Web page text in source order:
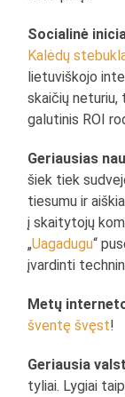
Socialinė
Kalėdų
lietuviškojo
skaičių neturiu,
galutinis ROI
Geriausias
šiek tiek
tiesumu ir
į skaitytojų
„Uagadugu“
įvardinti
Metų
šventę švęst!
Geriausia
tyliai. Lygiai